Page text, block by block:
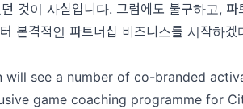
것이 사실입니다. 그럼에도 불구하고, 파
본격적인 파트너십 비즈니스를 시작하
will see a number of co-branded
game coaching programme for